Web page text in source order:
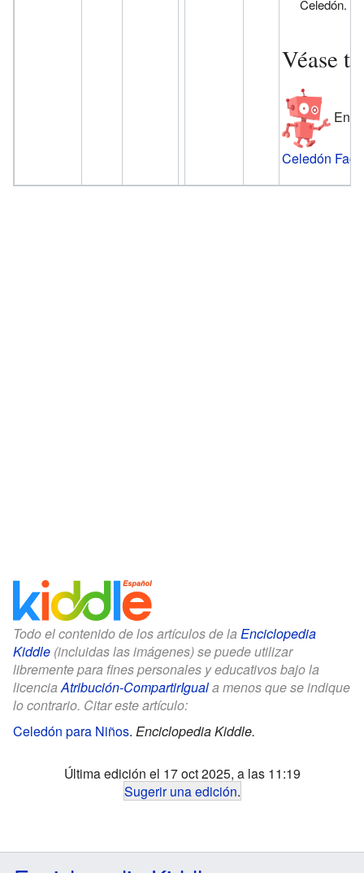
Celedón.
Véase
En
Celedón
Todo el contenido de los artículos de la Enciclopedia
Kiddle (incluidas las imágenes) se puede utilizar
libremente para fines personales y educativos bajo la
licenciaAtribución-CompartirIguala menos que se indique
lo contrario. Citar este artículo:
Celedón para Niños. Enciclopedia Kiddle.
Última edición el 17 oct 2025, a las 11:19
Sugerir una edición.